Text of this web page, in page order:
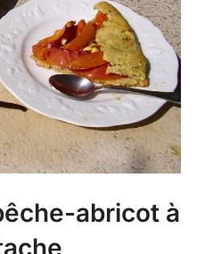
abricot à